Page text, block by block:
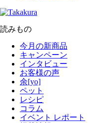
読みもの
今月の新商品
キャンペーン
インタビュー
お客様の声
余[yo]
ペット
レシピ
コラム
イベント レポート